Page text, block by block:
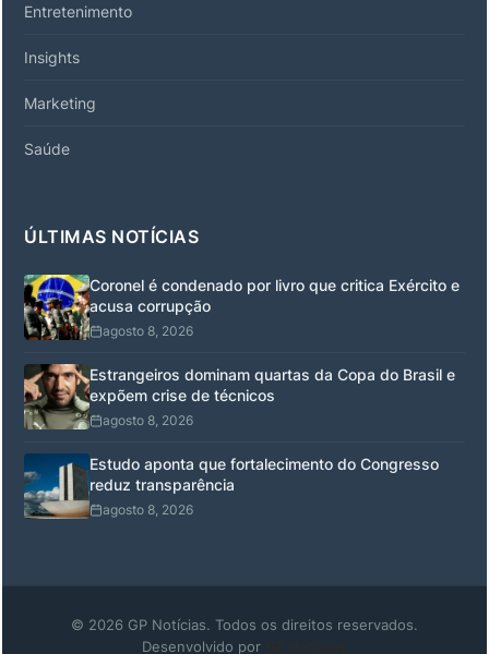
Entretenimento
Insights
Marketing
Saúde
ÚLTIMAS NOTÍCIAS
Coronel é condenado por livro que critica Exército e
acusa corrupção
agosto 8, 2026
Estrangeiros dominam quartas da Copa do Brasil e
expõem crise de técnicos
agosto 8, 2026
Estudo aponta que fortalecimento do Congresso
reduz transparência
agosto 8, 2026
© 2026 GP Notícias. Todos os direitos reservados.
Desenvolvido por